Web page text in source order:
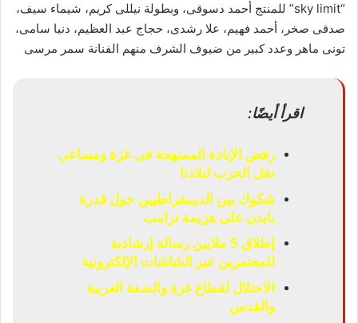
“sky limit” للمنتج أحمد دسوقى، وبطولة نيللى كريم، شيماء سيف،
صدقى صخر، أحمد فهيم، علا رشدى، حجاج عبد العظيم، دنيا سامى،
تونى ماهر وعدد كبير من ضيوف الشرف منهم الفنانة سمر مرسى
اقرأ أيضًا:
رفض الإبادة الممنهجة فى غزة ومساعى
نقل الحرب لبلادنا
شكوك بين الديمقراطيين حول قدرة
بايدن على هزيمة ترامب
إطلاق 5 ملايين رسالة إرشادية
للمعتمرين عبر الشاشات الإلكترونية
الاحتلال لقطاع غزة والضفة الغربية
والقدس